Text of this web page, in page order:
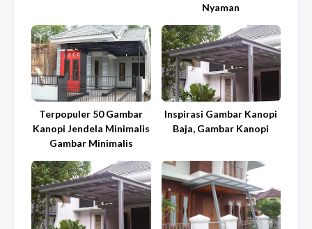
Nyaman
Terpopuler 50 Gambar
Kanopi Jendela Minimalis
Gambar Minimalis
Inspirasi Gambar Kanopi
Baja, Gambar Kanopi